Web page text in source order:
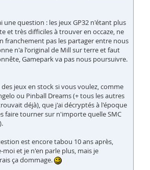
une question : les jeux GP32 n'étant plus
et très difficiles à trouver en occaze, ne
franchement pas les partager entre nous
n'a l'original de Mill sur terre et faut
Gamepark va pas nous poursuivre.
des jeux en stock si vous voulez, comme
ou Pinball Dreams (+ tous les autres
déjà), que j'ai décryptés à l'époque
faire tourner sur n'importe quelle SMC
est encore tabou 10 ans après,
moi et je n'en parle plus, mais je
ça dommage.